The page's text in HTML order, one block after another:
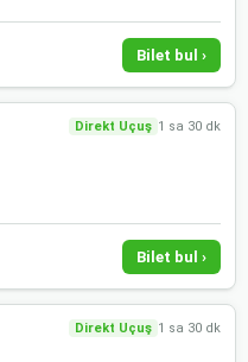
Bilet bul ›
Direkt Uçuş 1 sa 30 dk
Bilet bul ›
Direkt Uçuş 1 sa 30 dk